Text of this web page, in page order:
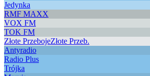
Jedynka
RMF MAXX
VOX FM
TOK FM
Złote PrzebojeZłote Przeb.
Antyradio
Radio Plus
Trójka